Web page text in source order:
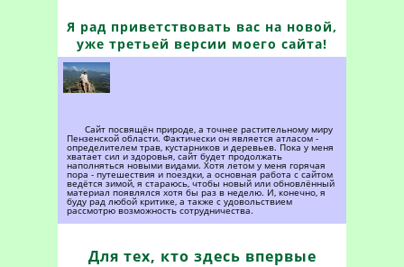
Я рад приветствовать вас на новой,
уже третьей версии моего сайта!
Сайт посвящён природе, а точнее растительному миру
Пензенской области. Фактически он является атласом -
определителем трав, кустарников и деревьев. Пока у меня
хватает сил и здоровья, сайт будет продолжать
наполняться новыми видами. Хотя летом у меня горячая
пора - путешествия и поездки, а основная работа с сайтом
ведётся зимой, я стараюсь, чтобы новый или обновлённый
материал появлялся хотя бы раз в неделю. И, конечно, я
буду рад любой критике, а также с удовольствием
рассмотрю возможность сотрудничества.
Для тех, кто здесь впервые